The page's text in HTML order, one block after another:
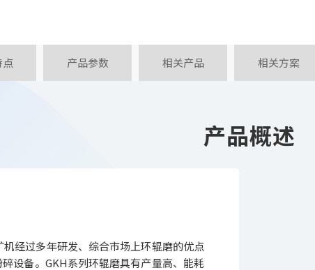
产品参数 相关产品 相关方案
产品概述
经过多年研发、综合市场上环辊磨的优点
设备。GKH系列环辊磨具有产量高、能耗